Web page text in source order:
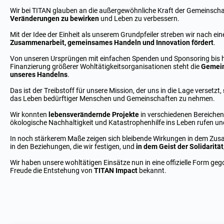
Wir bei TITAN glauben an die außergewöhnliche Kraft der
Veränderungen zu bewirken und Leben zu verbessern.
Mit der Idee der Einheit als unserem Grundpfeiler streben wir nach
Zusammenarbeit, gemeinsames Handeln und Innovation fördert.
Von unseren Ursprüngen mit einfachen Spenden und Sponsoring bis
Finanzierung größerer Wohltätigkeitsorganisationen steht die
unseres Handelns.
Das ist der Treibstoff für unsere Mission, der uns in die Lage versetzt,
das Leben bedürftiger Menschen und Gemeinschaften zu nehmen.
Wir konnten lebensverändernde Projekte in verschiedenen
ökologische Nachhaltigkeit und Katastrophenhilfe ins Leben rufen
In noch stärkerem Maße zeigen sich bleibende Wirkungen in dem
in den Beziehungen, die wir festigen, und in dem Geist der
Wir haben unsere wohltätigen Einsätze nun in eine offizielle Form
Freude die Entstehung von TITAN Impact bekannt.